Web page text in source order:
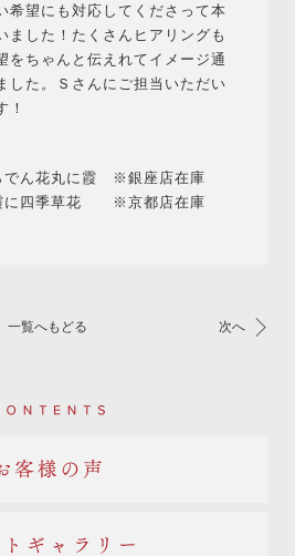
希望にも対応してくださって本
ました！たくさんヒアリングも
をちゃんと伝えれてイメージ通
した。Ｓさんにご担当いただい
！
ん花丸に霞 ※銀座店在庫
に四季草花 ※京都店在庫
一覧へもどる 次へ
Contents
お客様の声
フォトギャラリー